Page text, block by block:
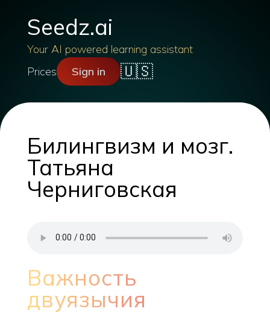
Seedz.ai
Your AI powered learning assistant
Prices
Sign in 🇺🇸
Билингвизм и мозг.
Татьяна
Черниговская
Важность
двуязычия